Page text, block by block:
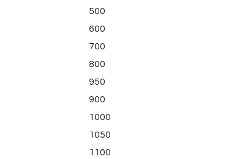
500
600
700
800
950
900
1000
1050
1100